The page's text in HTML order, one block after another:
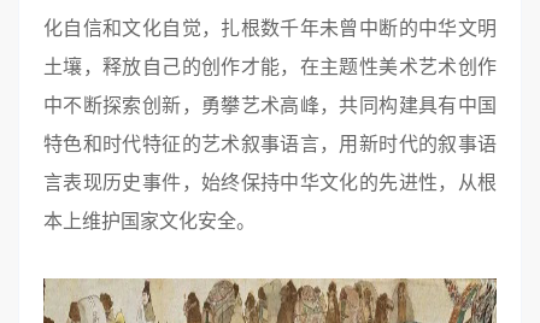
化自信和文化自觉，扎根数千年未曾中断的中华文明
土壤，释放自己的创作才能，在主题性美术艺术创作
中不断探索创新，勇攀艺术高峰，共同构建具有中国
特色和时代特征的艺术叙事语言，用新时代的叙事语
言表现历史事件，始终保持中华文化的先进性，从根
本上维护国家文化安全。